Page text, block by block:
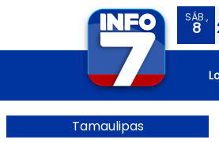
SÁB.,
8
Tamaulipas